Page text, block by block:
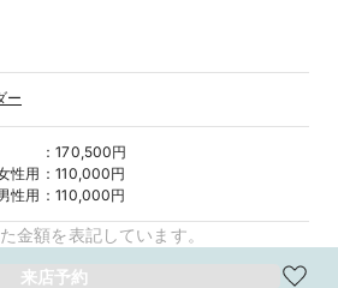
ー
：170,500円
性用 ：110,000円
性用 ：110,000円
金額を表記しています。
来店予約